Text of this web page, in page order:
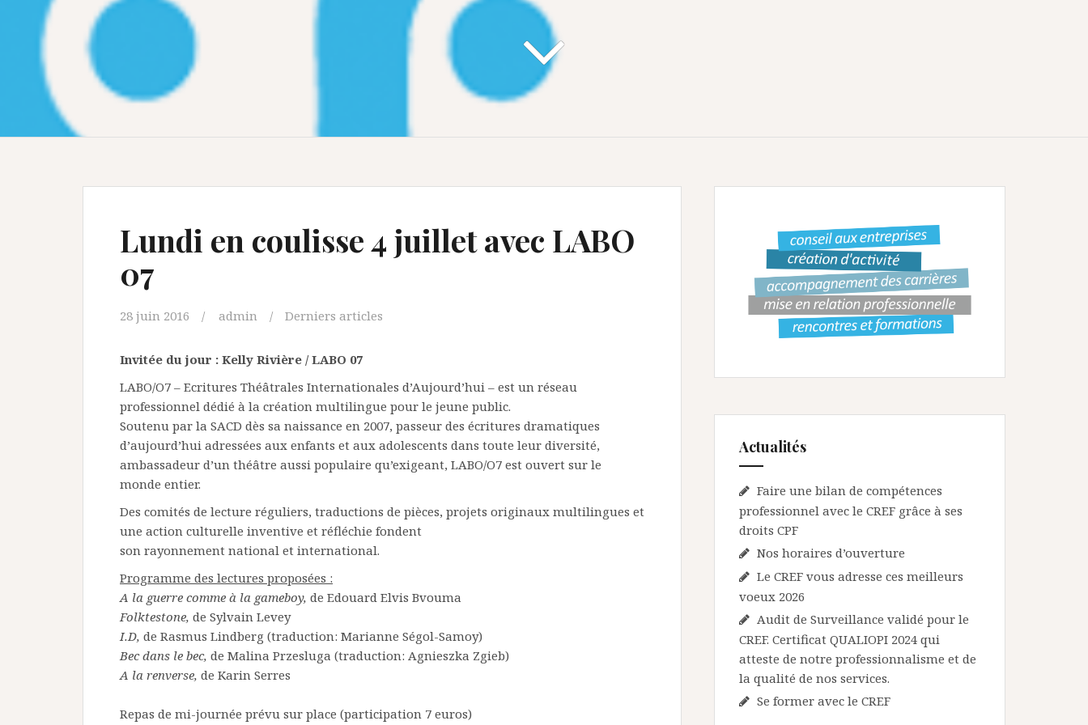
Lundi en coulisse 4 juillet avec LABO
07
28 juin 2016 admin Derniers articles
Invitée du jour : Kelly Rivière / LABO 07
LABO/O7 – Ecritures Théâtrales Internationales d’Aujourd’hui – est un réseau
professionnel dédié à la création multilingue pour le jeune public.
Soutenu par la SACD dès sa naissance en 2007, passeur des écritures dramatiques
d’aujourd’hui adressées aux enfants et aux adolescents dans toute leur diversité,
ambassadeur d’un théâtre aussi populaire qu’exigeant, LABO/O7 est ouvert sur le
monde entier.
Des comités de lecture réguliers, traductions de pièces, projets originaux multilingues et
une action culturelle inventive et réfléchie fondent
son rayonnement national et international.
Programme des lectures proposées :
A la guerre comme à la gameboy, de Edouard Elvis Bvouma
Folktestone, de Sylvain Levey
I.D, de Rasmus Lindberg (traduction: Marianne Ségol-Samoy)
Bec dans le bec, de Malina Przesluga (traduction: Agnieszka Zgieb)
A la renverse, de Karin Serres
Repas de mi-journée prévu sur place (participation 7 euros)
Actualités
Faire une bilan de compétences
professionnel avec le CREF grâce à ses
droits CPF
Nos horaires d’ouverture
Le CREF vous adresse ces meilleurs
voeux 2026
Audit de Surveillance validé pour le
CREF. Certificat QUALIOPI 2024 qui
atteste de notre professionnalisme et de
la qualité de nos services.
Se former avec le CREF